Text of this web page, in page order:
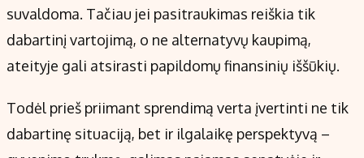
suvaldoma. Tačiau jei pasitraukimas reiškia tik
dabartinį vartojimą, o ne alternatyvų kaupimą,
ateityje gali atsirasti papildomų finansinių iššūkių.
Todėl prieš priimant sprendimą verta įvertinti ne tik
dabartinę situaciją, bet ir ilgalaikę perspektyvą –